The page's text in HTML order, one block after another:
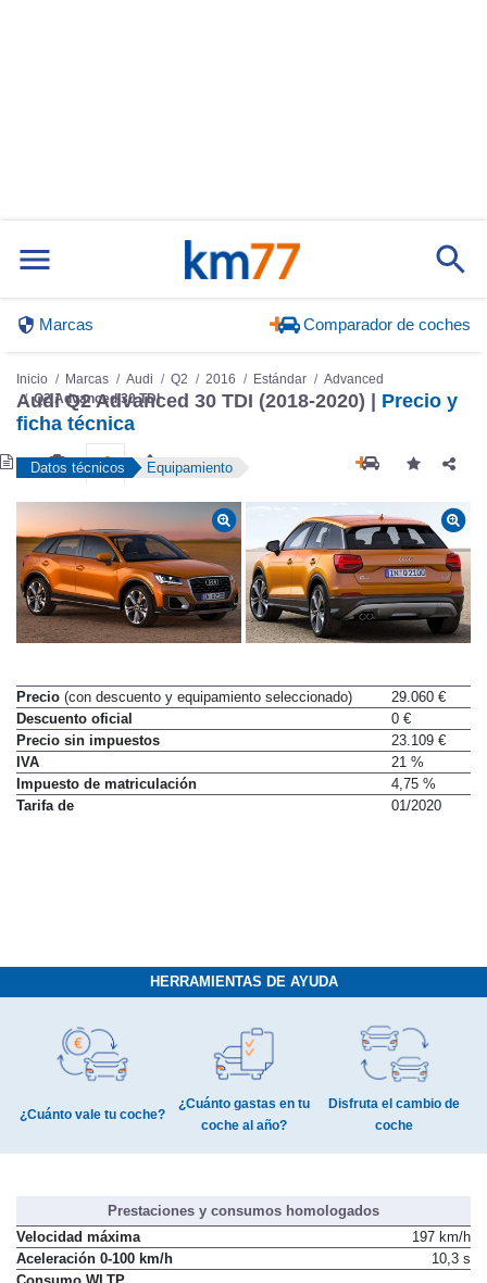
Marcas Comparador de coches
Inicio Marcas Audi Q2 2016 Estándar
Advanced
Q2 Advanced 30 TDI
Audi Q2 Advanced 30 TDI (2018-2020) | Precio y
ficha técnica
Datos técnicos Equipamiento
Precio (con descuento y equipamiento seleccionado)
29.060 €
Descuento oficial
0 €
Precio sin impuestos
23.109 €
IVA
21 %
Impuesto de matriculación
4,75 %
Tarifa de
01/2020
HERRAMIENTAS DE AYUDA
¿Cuánto vale tu coche?
¿Cuánto gastas en tu
coche al año?
Disfruta el cambio de
coche
Prestaciones y consumos homologados
Velocidad máxima
197 km/h
Aceleración 0-100 km/h
10,3 s